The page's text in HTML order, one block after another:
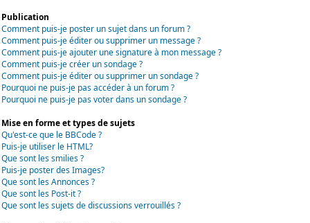
Publication
Comment puis-je poster un sujet dans un forum ?
Comment puis-je éditer ou supprimer un message ?
Comment puis-je ajouter une signature à mon message ?
Comment puis-je créer un sondage ?
Comment puis-je éditer ou supprimer un sondage ?
Pourquoi ne puis-je pas accéder à un forum ?
Pourquoi ne puis-je pas voter dans un sondage ?
Mise en forme et types de sujets
Qu'est-ce que le BBCode ?
Puis-je utiliser le HTML?
Que sont les smilies ?
Puis-je poster des Images?
Que sont les Annonces ?
Que sont les Post-it ?
Que sont les sujets de discussions verrouillés ?